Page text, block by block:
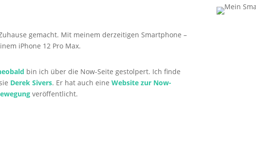
gemacht. Mit meinem derzeitigen Smartphone –
iPhone 12 Pro Max.
bin ich über die Now-Seite gestolpert. Ich finde
Derek Sivers. Er hat auch eine Website zur Now-
veröffentlicht.